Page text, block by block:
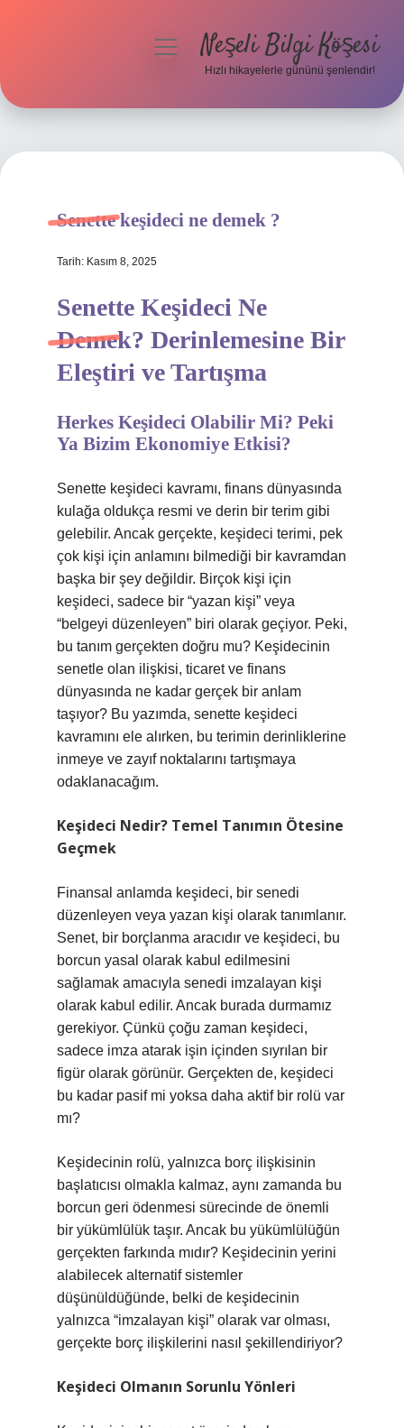
Hakkımızda
menüyüNeşeli Bilgi Köşesi
Hızlı hikayelerle gününü şenlendir!
Senette keşideci ne demek ?
Tarih: Kasım 8, 2025
Senette Keşideci Ne
Demek? Derinlemesine Bir
Eleştiri ve Tartışma
Herkes Keşideci Olabilir Mi? Peki
Ya Bizim Ekonomiye Etkisi?
Senette keşideci kavramı, finans dünyasında
kulağa oldukça resmi ve derin bir terim gibi
gelebilir. Ancak gerçekte, keşideci terimi, pek
çok kişi için anlamını bilmediği bir kavramdan
başka bir şey değildir. Birçok kişi için
keşideci, sadece bir “yazan kişi” veya
“belgeyi düzenleyen” biri olarak geçiyor. Peki,
bu tanım gerçekten doğru mu? Keşidecinin
senetle olan ilişkisi, ticaret ve finans
dünyasında ne kadar gerçek bir anlam
taşıyor? Bu yazımda, senette keşideci
kavramını ele alırken, bu terimin derinliklerine
inmeye ve zayıf noktalarını tartışmaya
odaklanacağım.
Keşideci Nedir? Temel Tanımın Ötesine
Geçmek
Finansal anlamda keşideci, bir senedi
düzenleyen veya yazan kişi olarak tanımlanır.
Senet, bir borçlanma aracıdır ve keşideci, bu
borcun yasal olarak kabul edilmesini
sağlamak amacıyla senedi imzalayan kişi
olarak kabul edilir. Ancak burada durmamız
gerekiyor. Çünkü çoğu zaman keşideci,
sadece imza atarak işin içinden sıyrılan bir
figür olarak görünür. Gerçekten de, keşideci
bu kadar pasif mi yoksa daha aktif bir rolü var
mı?
Keşidecinin rolü, yalnızca borç ilişkisinin
başlatıcısı olmakla kalmaz, aynı zamanda bu
borcun geri ödenmesi sürecinde de önemli
bir yükümlülük taşır. Ancak bu yükümlülüğün
gerçekten farkında mıdır? Keşidecinin yerini
alabilecek alternatif sistemler
düşünüldüğünde, belki de keşidecinin
yalnızca “imzalayan kişi” olarak var olması,
gerçekte borç ilişkilerini nasıl şekillendiriyor?
Keşideci Olmanın Sorunlu Yönleri